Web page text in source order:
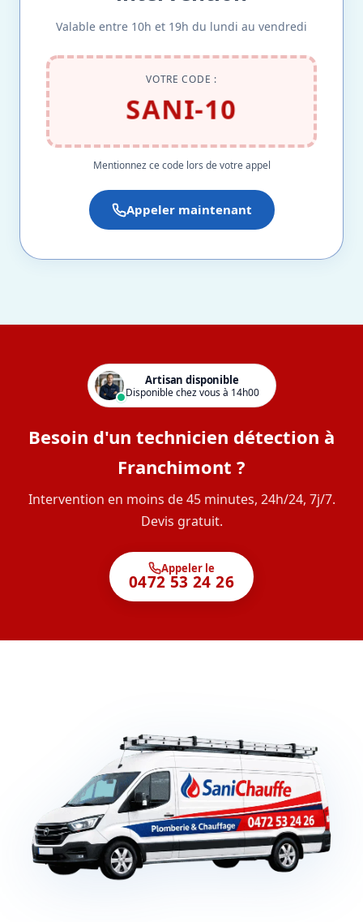
Valable entre 10h et 19h du lundi au vendredi
VOTRE CODE :
SANI-10
Mentionnez ce code lors de votre appel
Appeler maintenant
Artisan disponible
Disponible chez vous à 14h00
Besoin d'un technicien détection à
Franchimont ?
Intervention en moins de 45 minutes, 24h/24, 7j/7.
Devis gratuit.
Appeler le
0472 53 24 26